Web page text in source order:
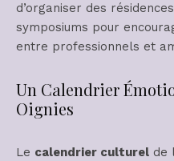
d’organiser des
symposiums pour
entre professionnels et
Un Calendrier
Oignies
Le calendrier culturel de